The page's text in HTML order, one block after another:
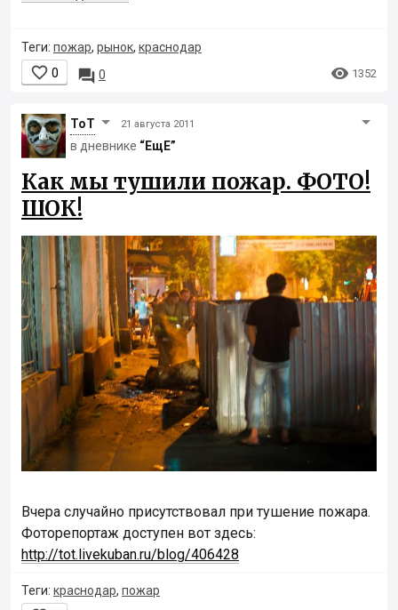
Теги: пожар, рынок, краснодар
 0  0  1352
ToT 21 августа 2011
в дневнике “ЕщЕ”
Как мы тушили пожар. ФОТО!
ШОК!
Вчера случайно присутствовал при тушение пожара.
Фоторепортаж доступен вот здесь:
http://tot.livekuban.ru/blog/406428
Теги: краснодар, пожар